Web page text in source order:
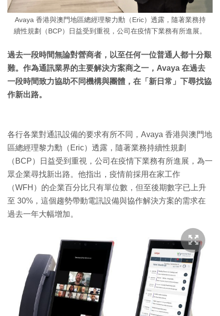
Avaya 香港與澳門地區總經理黎力勳（Eric）透露，隨著業務持
續性規劃（BCP）日益受到重視，公司在疫情下業務有所進展。
過去一段時間無論對營商者，以至任何一位普通人都十分艱
難。作為通訊業界的主要解決方案商之一，Avaya 在過去
一段時間致力協助不同機構與團體，在「新日常」下尋找協
作新出路。
各行各業對通訊設備的要求有所不同，Avaya 香港與澳門地
區總經理黎力勳（Eric）透露，隨著業務持續性規劃
（BCP）日益受到重視，公司在疫情下業務有所進展，為一
眾企業尋找新出路。他指出，疫情前採用在家工作
（WFH）的企業百分比只有單位數，但至後期數字已上升
至 30%，這個趨勢帶動電訊設備與協作解決方案的需求在
過去一年大幅增加。